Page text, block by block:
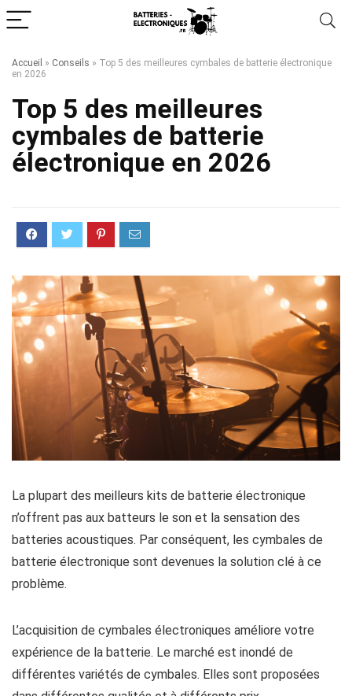
Accueil » Conseils » Top 5 des meilleures cymbales de batterie électronique
en 2026
Top 5 des meilleures
cymbales de batterie
électronique en 2026
La plupart des meilleurs kits de batterie électronique
n’offrent pas aux batteurs le son et la sensation des
batteries acoustiques. Par conséquent, les cymbales de
batterie électronique sont devenues la solution clé à ce
problème.
L’acquisition de cymbales électroniques améliore votre
expérience de la batterie. Le marché est inondé de
différentes variétés de cymbales. Elles sont proposées